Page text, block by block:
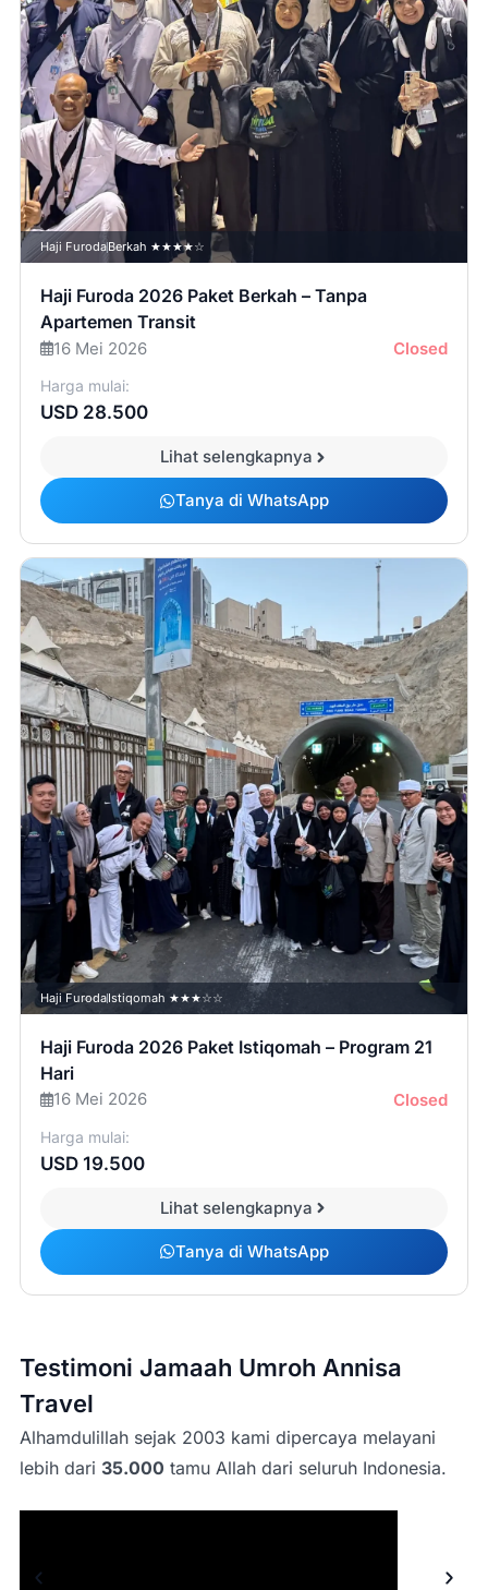
Haji FurodaBerkah ★★★★☆
Haji Furoda 2026 Paket Berkah – Tanpa
Apartemen Transit
16 Mei 2026 Closed
Harga mulai:
USD 28.500
Lihat selengkapnya
Tanya di WhatsApp
Haji FurodaIstiqomah ★★★☆☆
Haji Furoda 2026 Paket Istiqomah – Program 21
Hari
16 Mei 2026 Closed
Harga mulai:
USD 19.500
Lihat selengkapnya
Tanya di WhatsApp
Testimoni Jamaah Umroh Annisa
Travel
Alhamdulillah sejak 2003 kami dipercaya melayani
lebih dari 35.000 tamu Allah dari seluruh Indonesia.